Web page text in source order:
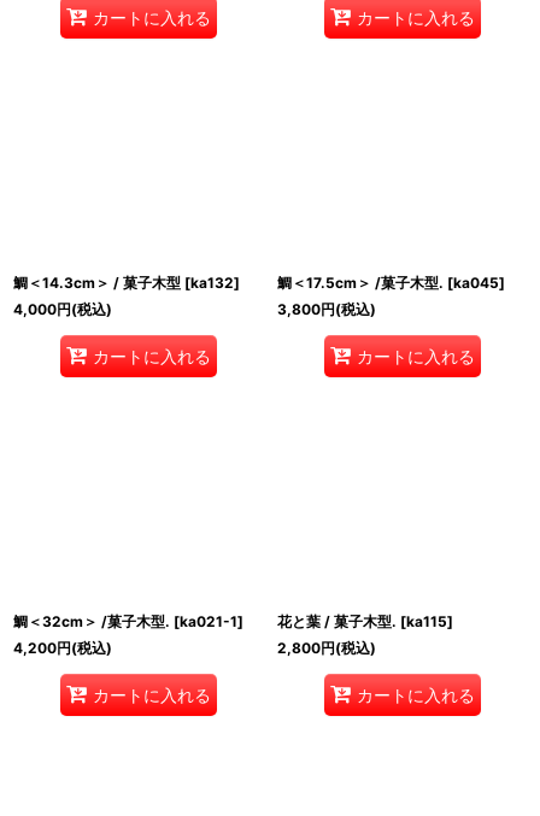
カートに入れる カートに入れる
鯛＜14.3cm＞ / 菓子木型 [ka132]
4,000円(税込)
カートに入れる
鯛＜17.5cm＞ /菓子木型. [ka045]
3,800円(税込)
カートに入れる
鯛＜32cm＞ /菓子木型. [ka021-1]
4,200円(税込)
カートに入れる
花と葉 / 菓子木型. [ka115]
2,800円(税込)
カートに入れる